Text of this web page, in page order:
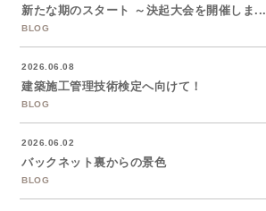
新たな期のスタート ～決起大会を開催しま...
BLOG
2026.06.08
建築施工管理技術検定へ向けて！
BLOG
2026.06.02
バックネット裏からの景色
BLOG